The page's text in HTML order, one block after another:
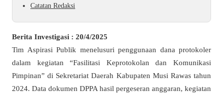
Catatan Redaksi
Berita Investigasi : 20/4/2025
Tim Aspirasi Publik menelusuri penggunaan dana protokoler
dalam kegiatan “Fasilitasi Keprotokolan dan Komunikasi
Pimpinan” di Sekretariat Daerah Kabupaten Musi Rawas tahun
2024. Data dokumen DPPA hasil pergeseran anggaran, kegiatan